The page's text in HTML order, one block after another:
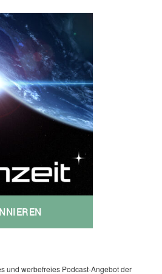
und werbefreies Podcast-Angebot der